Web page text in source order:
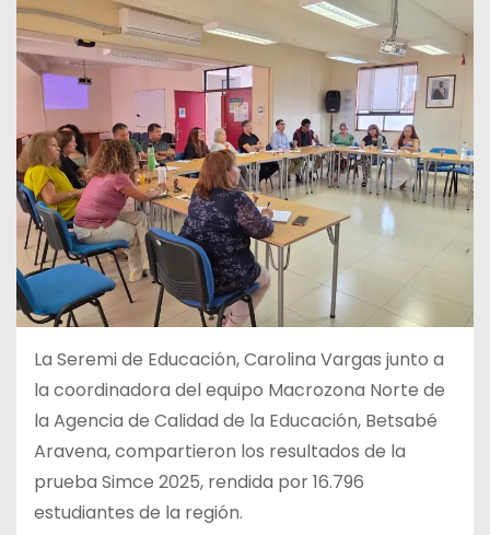
La Seremi de Educación, Carolina Vargas junto a
la coordinadora del equipo Macrozona Norte de
la Agencia de Calidad de la Educación, Betsabé
Aravena, compartieron los resultados de la
prueba Simce 2025, rendida por 16.796
estudiantes de la región.